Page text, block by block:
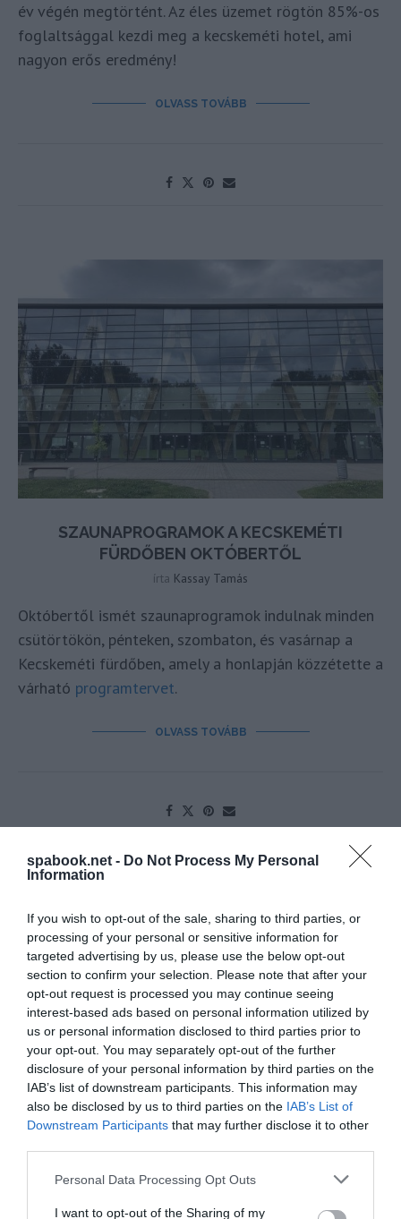
spabook.net - Do Not Process My Personal
Information
If you wish to opt-out of the sale, sharing to third parties, or
processing of your personal or sensitive information for
targeted advertising by us, please use the below opt-out
section to confirm your selection. Please note that after your
opt-out request is processed you may continue seeing
interest-based ads based on personal information utilized by
us or personal information disclosed to third parties prior to
your opt-out. You may separately opt-out of the further
disclosure of your personal information by third parties on the
IAB’s list of downstream participants. This information may
also be disclosed by us to third parties on the IAB’s List of
Downstream Participants that may further disclose it to other
Please note that this website/app uses one or more Google
not limited to your visit or usage behaviour. You may click to
Personal Data Processing Opt Outs
I want to opt-out of the Sharing of my
év végén megtörtént. Az éles üzemet rögtön 85%-os
foglaltsággal kezdi meg a kecskeméti hotel, ami
nagyon erős eredmény!
OLVASS TOVÁBB
SZAUNAPROGRAMOK A KECSKEMÉTI
FÜRDŐBEN OKTÓBERTŐL
írta Kassay Tamás
Októbertől ismét szaunaprogramok indulnak minden
csütörtökön, pénteken, szombaton, és vasárnap a
Kecskeméti fürdőben, amely a honlapján közzétette a
várható programtervet.
OLVASS TOVÁBB
GYÓGYÁSZATA
írta Waterfan